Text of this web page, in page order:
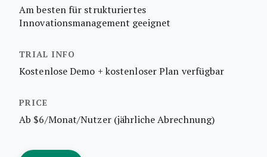
Am besten für strukturiertes
Innovationsmanagement geeignet
Kostenlose Demo + kostenloser Plan verfügbar
Ab $6/Monat/Nutzer (jährliche Abrechnung)